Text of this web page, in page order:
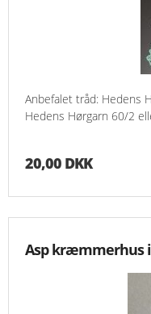
Anbefalet tråd: Hedens
Hedens Hørgarn 60/2
20,00 DKK
Asp kræmmerhus